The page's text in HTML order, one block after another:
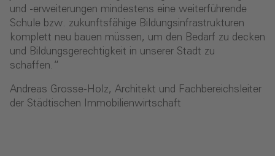
und -erweiterungen mindestens eine weiterführende
Schule bzw. zukunftsfähige Bildungsinfrastrukturen
komplett neu bauen müssen, um den Bedarf zu decken
und Bildungsgerechtigkeit in unserer Stadt zu
schaffen.“
Andreas Grosse-Holz, Architekt und Fachbereichsleiter
der Städtischen Immobilienwirtschaft